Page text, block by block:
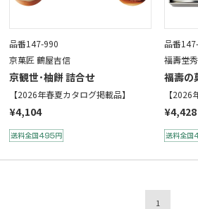
品番147-990
京菓匠 鶴屋吉信
京観世･柚餅 詰合せ
【2026年春夏カタログ掲載品】
¥4,104
品番
福壽堂
福壽の
【2026
¥4,428
1